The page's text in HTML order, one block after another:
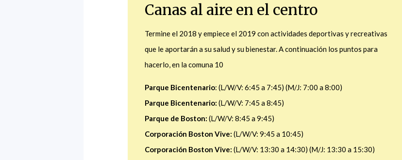
Canas al aire en el centro
Termine el 2018 y empiece el 2019 con actividades deportivas y recreativas
que le aportarán a su salud y su bienestar. A continuación los puntos para
hacerlo, en la comuna 10
Parque Bicentenario: (L/W/V: 6:45 a 7:45) (M/J: 7:00 a 8:00)
Parque Bicentenario: (L/W/V: 7:45 a 8:45)
Parque de Boston: (L/W/V: 8:45 a 9:45)
Corporación Boston Vive: (L/W/V: 9:45 a 10:45)
Corporación Boston Vive: (L/W/V: 13:30 a 14:30) (M/J: 13:30 a 15:30)